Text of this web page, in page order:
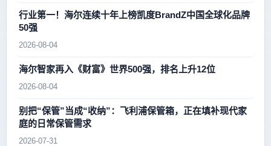
行业第一！海尔连续十年上榜凯度BrandZ中国全球化品牌
50强
2026-08-04
海尔智家再入《财富》世界500强，排名上升12位
2026-08-04
别把“保管”当成“收纳”：飞利浦保管箱，正在填补现代家
庭的日常保管需求
2026-07-31